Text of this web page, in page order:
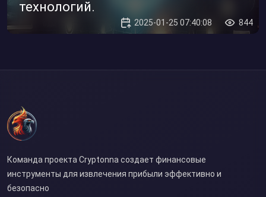
технологий.
2025-01-25 07:40:08 844
Команда проекта Cryptonna создает финансовые
инструменты для извлечения прибыли эффективно и
безопасно